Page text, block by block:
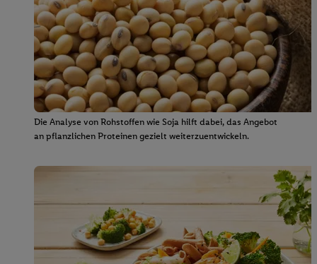
Die Analyse von Rohstoffen wie Soja hilft dabei, das Angebot
an pflanzlichen Proteinen gezielt weiterzuentwickeln.